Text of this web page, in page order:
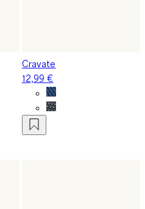
Cravate
12,99 €